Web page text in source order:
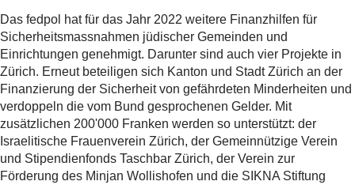
Das fedpol hat für das Jahr 2022 weitere Finanzhilfen für
Sicherheitsmassnahmen jüdischer Gemeinden und
Einrichtungen genehmigt. Darunter sind auch vier Projekte in
Zürich. Erneut beteiligen sich Kanton und Stadt Zürich an der
Finanzierung der Sicherheit von gefährdeten Minderheiten und
verdoppeln die vom Bund gesprochenen Gelder. Mit
zusätzlichen 200'000 Franken werden so unterstützt: der
Israelitische Frauenverein Zürich, der Gemeinnützige Verein
und Stipendienfonds Taschbar Zürich, der Verein zur
Förderung des Minjan Wollishofen und die SIKNA Stiftung